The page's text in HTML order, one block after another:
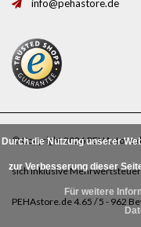
info@pehastore.de
© Copyright 2026
sich inklusive
PEHAstore.de4.65 /5 - 962
Durch die Nutzung unserer
zur Verbesserung dieser
Für weitere